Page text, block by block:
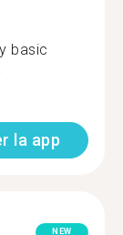
basic
la app
NEW